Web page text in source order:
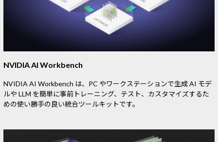
NVIDIA AI Workbench
NVIDIA AI Workbench は、PC やワークステーションで生成 AI モデ
ルや LLM を簡単に事前トレーニング、テスト、カスタマイズするた
めの使い勝手の良い統合ツールキットです。